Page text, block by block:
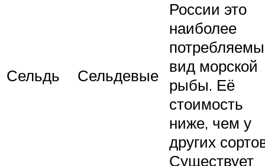
Сельдь Сельдевые
России это
наиболее
вид морской
рыбы. Её
стоимость
ниже, чем у
других
Существует